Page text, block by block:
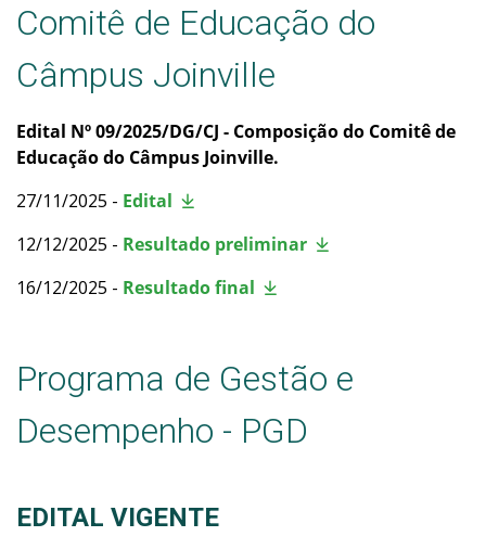
Comitê de Educação do
Câmpus Joinville
Edital Nº 09/2025/DG/CJ - Composição do Comitê de
Educação do Câmpus Joinville.
27/11/2025 - Edital
12/12/2025 - Resultado preliminar
16/12/2025 - Resultado final
Programa de Gestão e
Desempenho - PGD
EDITAL VIGENTE